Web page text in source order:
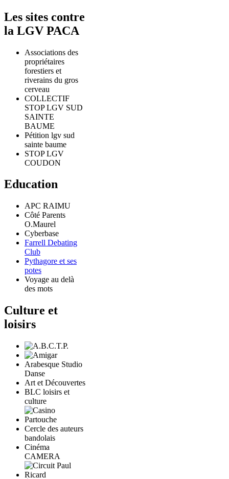
Les sites contre
la LGV PACA
Associations des
propriétaires
forestiers et
riverains du gros
cerveau
COLLECTIF
STOP LGV SUD
SAINTE
BAUME
Pétition lgv sud
sainte baume
STOP LGV
COUDON
Education
APC RAIMU
Côté Parents
O.Maurel
Cyberbase
Farrell Debating
Club
Pythagore et ses
potes
Voyage au delà
des mots
Culture et
loisirs
Arabesque Studio
Danse
Art et Découvertes
BLC loisirs et
culture
Cercle des auteurs
bandolais
Cinéma
CAMERA